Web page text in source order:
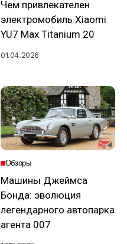
Чем привлекателен
электромобиль Xiaomi
YU7 Max Titanium 20
01.04.2026
Обзоры
Машины Джеймса
Бонда: эволюция
легендарного автопарка
агента 007